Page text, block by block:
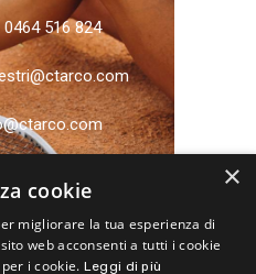
0464 516 824
(TN)
×
cookie
migliorare la tua esperienza di
web acconsenti a tutti i cookie
i cookie. Leggi di più